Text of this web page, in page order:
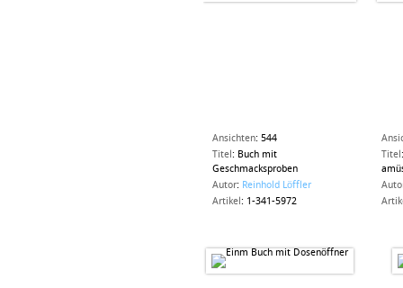
Ansichten: 544
Titel : Buch mit
Geschmacksproben
Autor: Reinhold Löffler
Artikel : 1-341-5972
Titel